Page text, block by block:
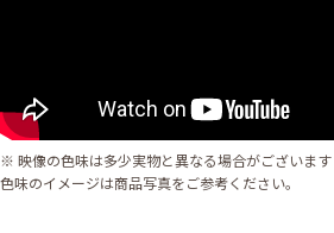
※ 映像の色味は多少実物と異なる場合がございます
色味のイメージは商品写真をご参考ください。